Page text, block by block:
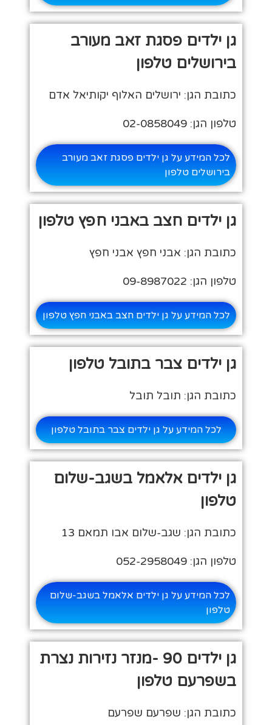
גן ילדים פסגת זאב מעורב
בירושלים טלפון
כתובת הגן: ירושלים האלוף יקותיאל אדם
טלפון הגן: 02-0858049
לכל המידע על גן ילדים פסגת זאב מעורב
בירושלים טלפון
גן ילדים חצב באבני חפץ טלפון
כתובת הגן: אבני חפץ אבני חפץ
טלפון הגן: 09-8987022
לכל המידע על גן ילדים חצב באבני חפץ טלפון
גן ילדים צבר בתובל טלפון
כתובת הגן: תובל תובל
לכל המידע על גן ילדים צבר בתובל טלפון
גן ילדים אלאמל בשגב-שלום
טלפון
כתובת הגן: שגב-שלום אבו תמאם 13
טלפון הגן: 052-2958049
לכל המידע על גן ילדים אלאמל בשגב-שלום
טלפון
גן ילדים 90 -מנזר נזירות נצרת
בשפרעם טלפון
כתובת הגן: שפרעם שפרעם